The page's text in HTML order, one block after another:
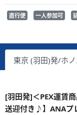
直行便 一人参加可
東京 (羽田)発/ホ
[羽田発]＜PEX運賃
送迎付き♪】ANAプ